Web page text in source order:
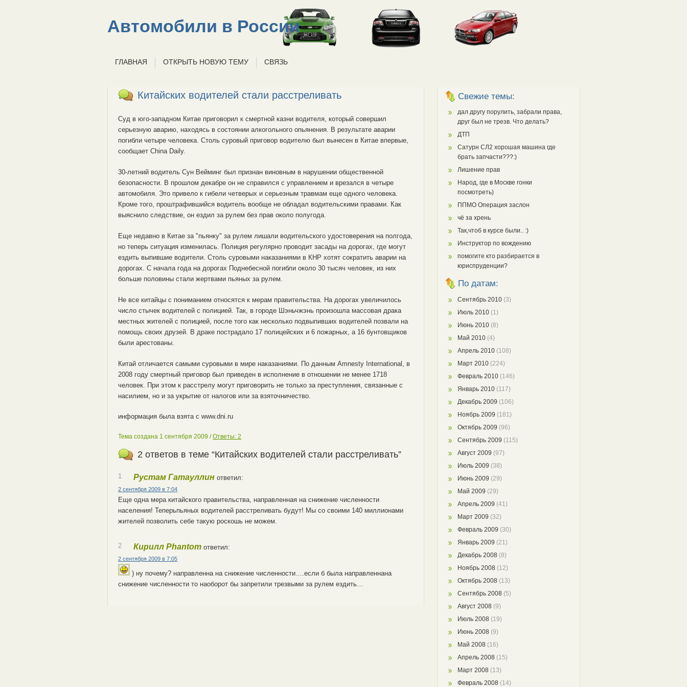
Автомобили в России
ГЛАВНАЯ ОТКРЫТЬ НОВУЮ ТЕМУ СВЯЗЬ
Китайских водителей стали расстреливать
Суд в юго-западном Китае приговорил к смертной казни водителя, который совершил
серьезную аварию, находясь в состоянии алкогольного опьянения. В результате аварии
погибли четыре человека. Столь суровый приговор водителю был вынесен в Китае впервые,
сообщает China Daily.
30-летний водитель Сун Вейминг был признан виновным в нарушении общественной
безопасности. В прошлом декабре он не справился с управлением и врезался в четыре
автомобиля. Это привело к гибели четверых и серьезным травмам еще одного человека.
Кроме того, проштрафившийся водитель вообще не обладал водительскими правами. Как
выяснило следствие, он ездил за рулем без прав около полугода.
Еще недавно в Китае за "пьянку" за рулем лишали водительского удостоверения на полгода,
но теперь ситуация изменилась. Полиция регулярно проводит засады на дорогах, где могут
ездить выпившие водители. Столь суровыми наказаниями в КНР хотят сократить аварии на
дорогах. С начала года на дорогах Поднебесной погибли около 30 тысяч человек, из них
больше половины стали жертвами пьяных за рулем.
Не все китайцы с пониманием относятся к мерам правительства. На дорогах увеличилось
число стычек водителей с полицией. Так, в городе Шэньчжэнь произошла массовая драка
местных жителей с полицией, после того как несколько подвыпивших водителей позвали на
помощь своих друзей. В драке пострадало 17 полицейских и 6 пожарных, а 16 бунтовщиков
были арестованы.
Китай отличается самыми суровыми в мире наказаниями. По данным Amnesty International, в
2008 году смертный приговор был приведен в исполнение в отношении не менее 1718
человек. При этом к расстрелу могут приговорить не только за преступления, связанные с
насилием, но и за укрытие от налогов или за взяточничество.
информация была взята с www.dni.ru
Тема создана 1 сентября 2009 /Ответы: 2
2 ответов в теме “Китайских водителей стали расстреливать”
1 Рустам Гатауллин ответил:
2 сентября 2009 в 7:04
Еще одна мера китайского правительства, направленная на снижение численности
населения! Теперьпьяных водителей расстреливать будут! Мы со своими 140 миллионами
жителей позволить себе такую роскошь не можем.
2 Кирилл Phantom ответил:
2 сентября 2009 в 7:05
) ну почему? направленна на снижение численности….если б была направленнана
снижение численности то наоборот бы запретили трезвыми за рулем ездить…
Свежие темы:
дал другу порулить, забрали права,
друг был не трезв. Что делать?
ДТП
Сатурн СЛ2 хорошая машина где
брать запчасти???:)
Лишение прав
Народ, где в Москве гонки
посмотреть)
ППМО Операция заслон
чё за хрень
Так,чтоб в курсе были.. :)
Инструктор по вождению
помогите кто разбирается в
юриспруденции?
По датам:
Сентябрь 2010 (3)
Июль 2010 (1)
Июнь 2010 (8)
Май 2010 (4)
Апрель 2010 (108)
Март 2010 (224)
Февраль 2010 (146)
Январь 2010 (117)
Декабрь 2009 (106)
Ноябрь 2009 (181)
Октябрь 2009 (96)
Сентябрь 2009 (115)
Август 2009 (97)
Июль 2009 (38)
Июнь 2009 (29)
Май 2009 (29)
Апрель 2009 (41)
Март 2009 (32)
Февраль 2009 (30)
Январь 2009 (21)
Декабрь 2008 (8)
Ноябрь 2008 (12)
Октябрь 2008 (13)
Сентябрь 2008 (5)
Август 2008 (9)
Июль 2008 (19)
Июнь 2008 (9)
Май 2008 (16)
Апрель 2008 (15)
Март 2008 (13)
Февраль 2008 (14)